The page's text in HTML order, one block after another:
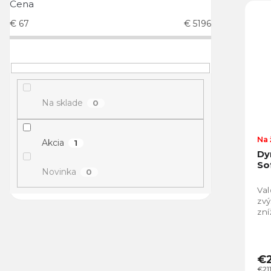
Cena
€ 67 € 5196
Na sklade 0
Akcia 1
Novinka 0
Na